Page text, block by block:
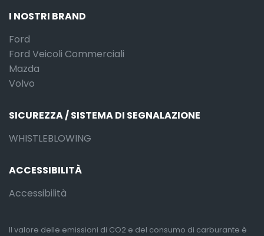
I NOSTRI BRAND
Ford
Ford Veicoli Commerciali
Mazda
Volvo
SICUREZZA / SISTEMA DI SEGNALAZIONE
WHISTLEBLOWING
ACCESSIBILITÀ
Accessibilità
Il valore delle emissioni di CO2 e del consumo di carburante è